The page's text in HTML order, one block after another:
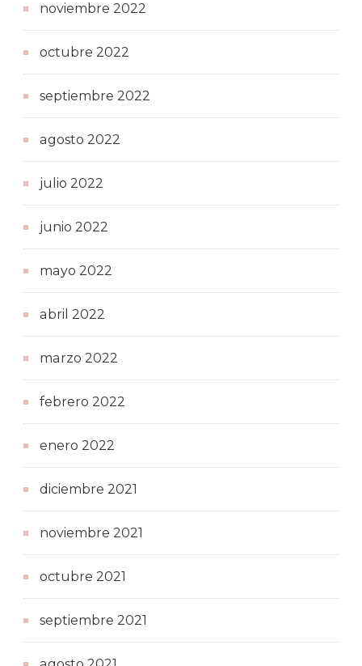
noviembre 2022
octubre 2022
septiembre 2022
agosto 2022
julio 2022
junio 2022
mayo 2022
abril 2022
marzo 2022
febrero 2022
enero 2022
diciembre 2021
noviembre 2021
octubre 2021
septiembre 2021